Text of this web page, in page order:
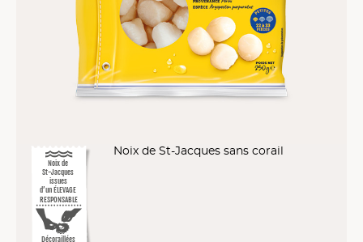
Noix de
St-Jacques
issues
d’un ÉLEVAGE
RESPONSABLE
Décoraillées
Noix de St-Jacques sans corail